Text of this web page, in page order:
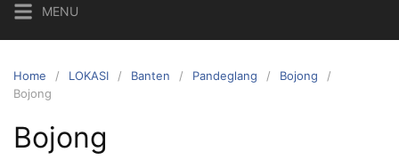
MENU
Home LOKASI Banten Pandeglang
Bojong
Bojong
Bojong